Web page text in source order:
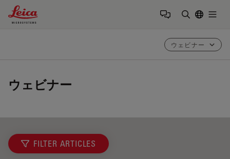
Leica Microsystems Logo
ウェビナー
ウェビナー
FILTER ARTICLES